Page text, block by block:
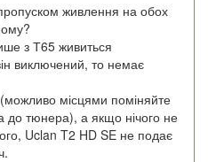
живлення на обох
з Т65 живиться
виключений, то немає
місцями поміняйте
до тюнера), а якщо нічого не
Uclan T2 HD SE не подає